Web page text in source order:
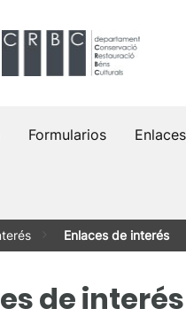
Formularios
Enlaces de interés
de interés